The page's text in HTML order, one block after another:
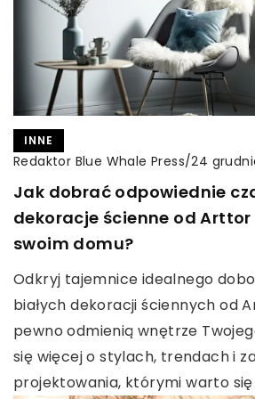
INNE
Redaktor Blue Whale Press/24
Jak dobrać odpowiednie
dekoracje ścienne od
swoim domu?
Odkryj tajemnice idealnego
białych dekoracji ściennych od
pewno odmienią wnętrze
się więcej o stylach, trendach i
projektowania, którymi warto